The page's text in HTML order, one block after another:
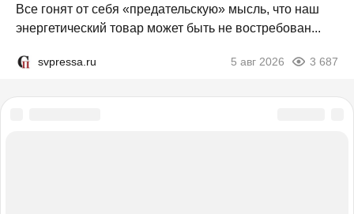
Все гонят от себя «предательскую» мысль, что наш
энергетический товар может быть не востребован...
svpressa.ru 5 авг 2026 3 687